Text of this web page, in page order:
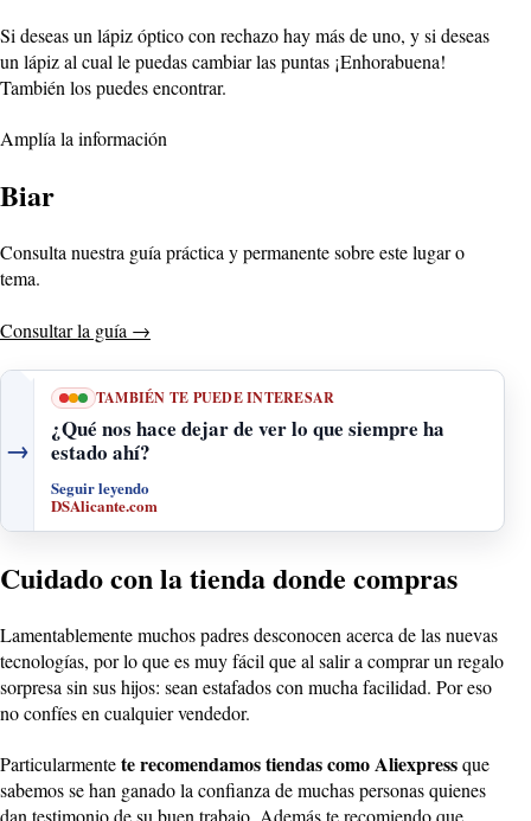
Si deseas un lápiz óptico con rechazo hay más de uno, y si deseas
un lápiz al cual le puedas cambiar las puntas ¡Enhorabuena!
También los puedes encontrar.
Amplía la información
Biar
Consulta nuestra guía práctica y permanente sobre este lugar o
tema.
Consultar la guía →
→
TAMBIÉN TE PUEDE INTERESAR
¿Qué nos hace dejar de ver lo que siempre ha
estado ahí?
Seguir leyendo
DSAlicante.com
Cuidado con la tienda donde compras
Lamentablemente muchos padres desconocen acerca de las nuevas
tecnologías, por lo que es muy fácil que al salir a comprar un regalo
sorpresa sin sus hijos: sean estafados con mucha facilidad. Por eso
no confíes en cualquier vendedor.
Particularmentete recomendamos tiendas como Aliexpressque
sabemos se han ganado la confianza de muchas personas quienes
dan testimonio de su buen trabajo. Además te recomiendo que